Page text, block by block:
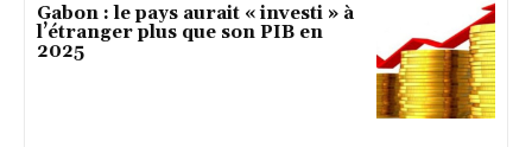
Gabon : le pays aurait « investi » à
l’étranger plus que son PIB en
2025